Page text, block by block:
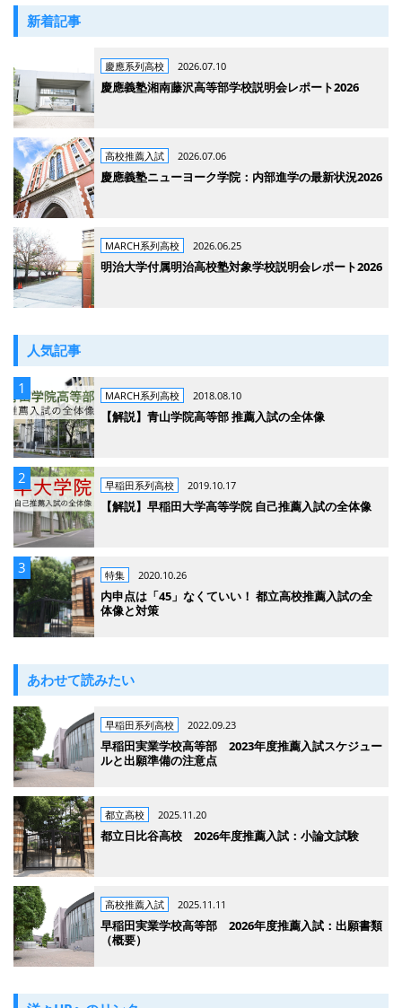
新着記事
慶應系列高校 2026.07.10
慶應義塾湘南藤沢高等部学校説明会レポート2026
高校推薦入試 2026.07.06
慶應義塾ニューヨーク学院：内部進学の最新状況2026
MARCH系列高校 2026.06.25
明治大学付属明治高校塾対象学校説明会レポート2026
人気記事
MARCH系列高校 2018.08.10
【解説】青山学院高等部 推薦入試の全体像
早稲田系列高校 2019.10.17
【解説】早稲田大学高等学院 自己推薦入試の全体像
特集 2020.10.26
内申点は「45」なくていい！ 都立高校推薦入試の全
体像と対策
あわせて読みたい
早稲田系列高校 2022.09.23
早稲田実業学校高等部 2023年度推薦入試スケジュー
ルと出願準備の注意点
都立高校 2025.11.20
都立日比谷高校 2026年度推薦入試：小論文試験
高校推薦入試 2025.11.11
早稲田実業学校高等部 2026年度推薦入試：出願書類
（概要）